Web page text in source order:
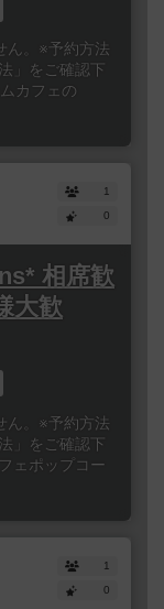
ん。※予約方法
」をご確認下
カフェの
1
0
相席歓
大歓
ん。※予約方法
」をご確認下
ェポップコー
1
0